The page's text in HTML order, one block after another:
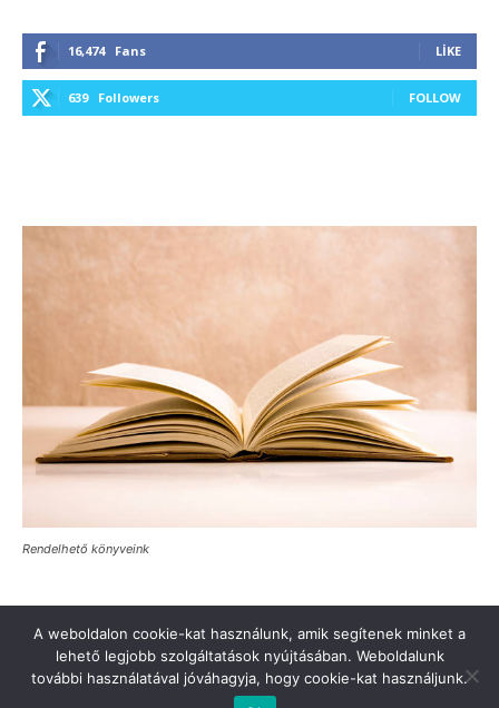
16,474 Fans LIKE
639 Followers FOLLOW
Rendelhető könyveink
Türkinfo’ya destek verin Değerli Okur! İletişim Hakkımızda
A weboldalon cookie-kat használunk, amik segítenek minket a
lehető legjobb szolgáltatások nyújtásában. Weboldalunk
további használatával jóváhagyja, hogy cookie-kat használjunk.